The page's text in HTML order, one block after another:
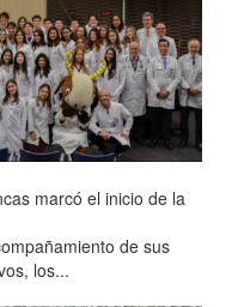
marcó el inicio de la
de sus
los...